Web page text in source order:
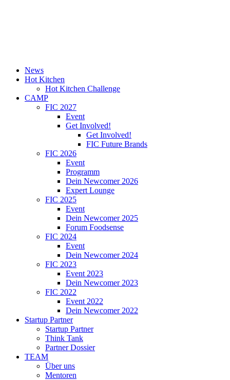
News
Hot Kitchen
Hot Kitchen Challenge
CAMP
FIC 2027
Event
Get Involved!
Get Involved!
FIC Future Brands
FIC 2026
Event
Programm
Dein Newcomer 2026
Expert Lounge
FIC 2025
Event
Dein Newcomer 2025
Forum Foodsense
FIC 2024
Event
Dein Newcomer 2024
FIC 2023
Event 2023
Dein Newcomer 2023
FIC 2022
Event 2022
Dein Newcomer 2022
Startup Partner
Startup Partner
Think Tank
Partner Dossier
TEAM
Über uns
Mentoren